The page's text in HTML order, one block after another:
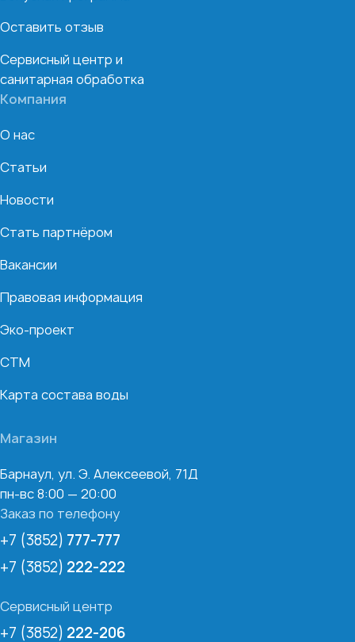
Оставить отзыв
Сервисный центр и
санитарная обработка
Компания
О нас
Статьи
Новости
Стать партнёром
Вакансии
Правовая информация
Эко-проект
СТМ
Карта состава воды
Магазин
Барнаул, ул. Э. Алексеевой, 71Д
пн-вс 8:00 — 20:00
Заказ по телефону
+7 (3852) 777-777
+7 (3852) 222-222
Сервисный центр
+7 (3852) 222-206